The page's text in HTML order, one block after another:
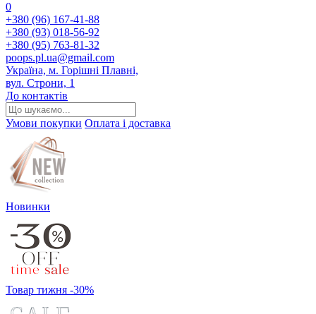
0
+380 (96) 167-41-88
+380 (93) 018-56-92
+380 (95) 763-81-32
poops.pl.ua@gmail.com
Україна, м. Горішні Плавні,
вул. Строни, 1
До контактів
Умови покупки Оплата і доставка
Новинки
Товар тижня -30%